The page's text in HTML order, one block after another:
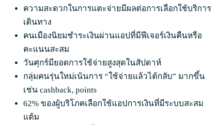
ความสะดวกในการแตะจ่ายมีผลต่อการเลือกใช้บริการ
เดินทาง
คนเมืองนิยมชำระเงินผ่านแอปที่มีฟีเจอร์เงินคืนหรือ
คะแนนสะสม
วันศุกร์มียอดการใช้จ่ายสูงสุดในสัปดาห์
กลุ่มคนรุ่นใหม่เน้นการ “ใช้จ่ายแล้วได้กลับ” มากขึ้น
เช่น cashback, points
62% ของผู้บริโภคเลือกใช้แอปการเงินที่มีระบบสะสม
แต้ม